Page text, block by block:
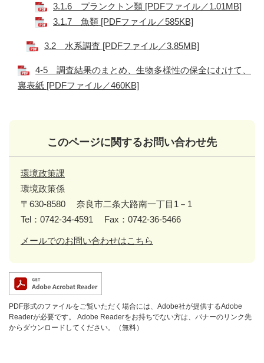
3.1.6 プランクトン類 [PDFファイル／1.01MB]
3.1.7 魚類 [PDFファイル／585KB]
3.2 水系調査 [PDFファイル／3.85MB]
4-5 調査結果のまとめ、生物多様性の保全にむけて、
裏表紙 [PDFファイル／460KB]
このページに関するお問い合わせ先
環境政策課
環境政策係
〒630-8580
奈良市二条大路南一丁目1－1
Tel：0742-34-4591
Fax：0742-36-5466
メールでのお問い合わせはこちら
PDF形式のファイルをご覧いただく場合には、Adobe社が提供するAdobe
Readerが必要です。
Adobe Readerをお持ちでない方は、バナーのリンク先
からダウンロードしてください。（無料）